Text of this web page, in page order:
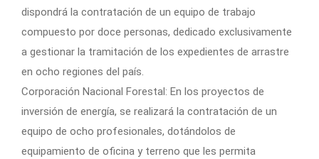
dispondrá la contratación de un equipo de trabajo
compuesto por doce personas, dedicado exclusivamente
a gestionar la tramitación de los expedientes de arrastre
en ocho regiones del país.
Corporación Nacional Forestal: En los proyectos de
inversión de energía, se realizará la contratación de un
equipo de ocho profesionales, dotándolos de
equipamiento de oficina y terreno que les permita